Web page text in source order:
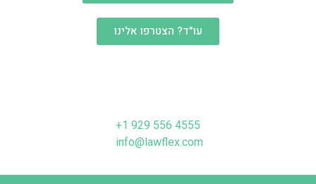
עו"ד? הצטרפו אלינו
+1 929 556 4555
info@lawflex.com